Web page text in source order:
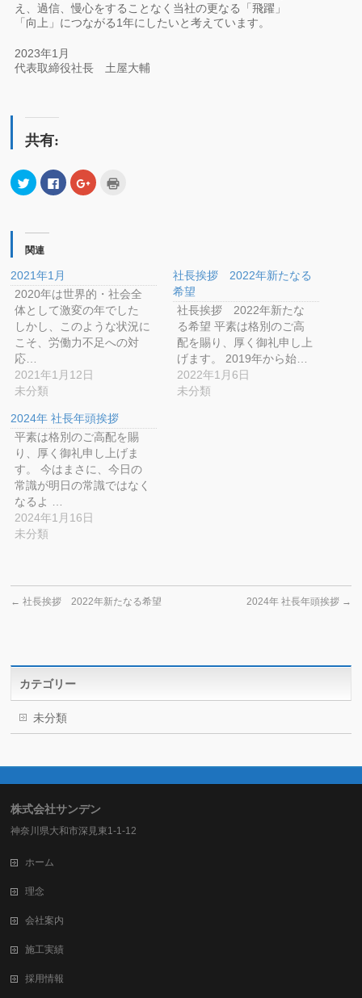
え、過信、慢心をすることなく当社の更なる「飛躍」
「向上」につながる1年にしたいと考えています。
2023年1月
代表取締役社長 土屋大輔
共有:
ク
リ
Twitter
で
共
(新
し
い
ウ
ィ
ン
ド
ウ
開
き
ま
す)
Facebook
で
ッ
ク
し
て
く
だ
さ
い
い
ウ
ド
ウ
で
開
き
ま
す)
ク
リ
し
い
ウ
ィ
ン
ド
ウ
き
ま
ウ
ィ
ン
ド
ウ
で
開
関連
2021年1月
2020年は世界的・社会全
体として激変の年でした
しかし、このような状況に
こそ、労働力不足への対
応…
2021年1月12日
未分類
社長挨拶 2022年新たなる
希望
社長挨拶 2022年新たな
る希望 平素は格別のご高
配を賜り、厚く御礼申し上
げます。 2019年から始…
2022年1月6日
未分類
2024年 社長年頭挨拶
平素は格別のご高配を賜
り、厚く御礼申し上げま
す。 今はまさに、今日の
常識が明日の常識ではなく
なるよ …
2024年1月16日
未分類
← 社長挨拶 2022年新たなる希望 2024年 社長年頭挨拶 →
カテゴリー
未分類
株式会社サンデン
神奈川県大和市深見東1-1-12
ホーム
理念
会社案内
施工実績
採用情報